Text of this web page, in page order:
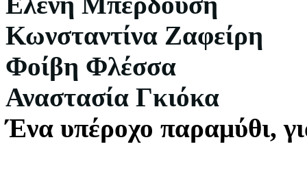
Κωνσταντίνα Ζαφείρη
Φοίβη Φλέσσα
Αναστασία Γκιόκα
Ένα υπέροχο παραμύθι,